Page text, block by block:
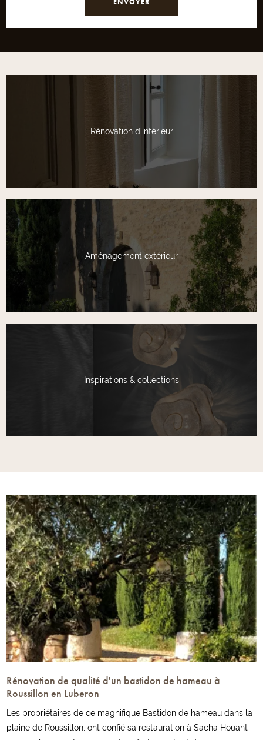
Rénovation d'intérieur
Aménagement extérieur
Inspirations & collections
Rénovation de qualité d'un bastidon de hameau à
Roussillon en Luberon
Les propriétaires de ce magnifique Bastidon de hameau dans la
plaine de Roussillon, ont confié sa restauration à Sacha Houant